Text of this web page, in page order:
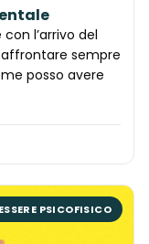
l’arrivo del
sempre
posso avere
PSICOFISICO